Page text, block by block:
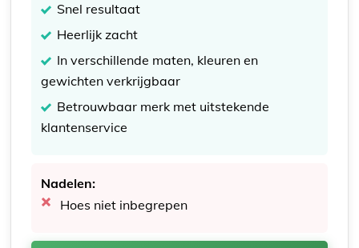
Snel resultaat
Heerlijk zacht
In verschillende maten, kleuren en
gewichten verkrijgbaar
Betrouwbaar merk met uitstekende
klantenservice
Nadelen:
Hoes niet inbegrepen